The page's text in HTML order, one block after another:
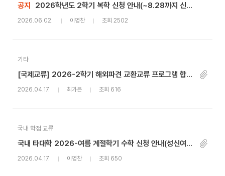
공지 2026학년도 2학기 복학 신청 안내(~8.28까지 신청기간 연장)
2026.06.02. 이영찬 조회 2502
기타
[국제교류] 2026-2학기 해외파견 교환교류 프로그램 합격자 공고
2026.04.17. 최가은 조회 616
국내 학점 교류
국내 타대학 2026-여름 계절학기 수학 신청 안내(성신여대, 서울대)
2026.04.17. 이영찬 조회 650